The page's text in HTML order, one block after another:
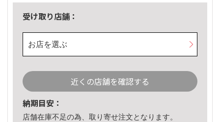
受け取り店舗：
お店を選ぶ
近くの店舗を確認する
納期目安：
店舗在庫不足の為、取り寄せ注文となります。